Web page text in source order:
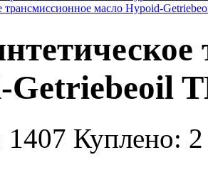
1407 Куплено: 2